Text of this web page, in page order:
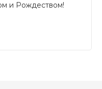
и Рождеством!